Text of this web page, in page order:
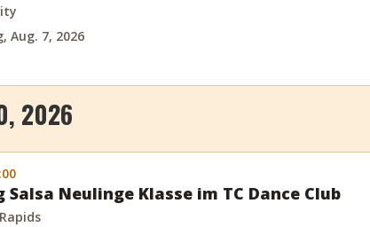
Aug. 7, 2026
2026
Salsa Neulinge Klasse im TC Dance Club